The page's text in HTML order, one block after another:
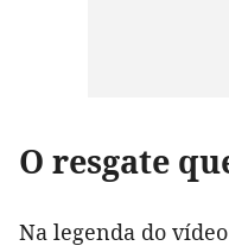
O resgate
Na legenda do